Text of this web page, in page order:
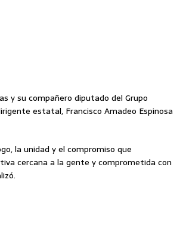
y su compañero diputado del Grupo
estatal, Francisco Amadeo Espinosa
la unidad y el compromiso que
cercana a la gente y comprometida con